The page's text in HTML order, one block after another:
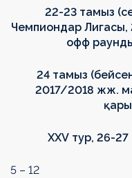
22-23 тамыз
Чемпиондар Лигасы,
офф
24 тамыз
2017/2018 жж.
XXVтур, 26-27
5 – 12